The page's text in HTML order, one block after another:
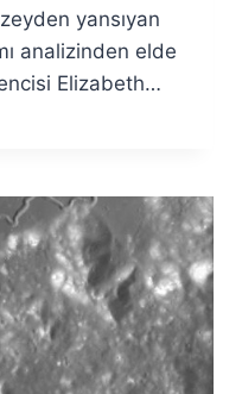
yansıyan
analizinden elde
Elizabeth…